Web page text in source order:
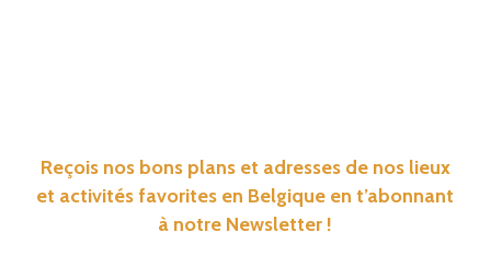
Reçois nos bons plans et adresses de nos lieux
et activités favorites en Belgique en t’abonnant
à notre Newsletter !